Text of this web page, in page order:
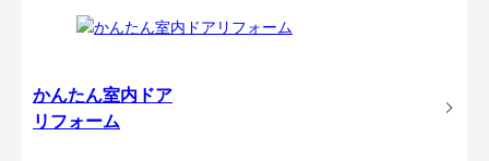
かんたん室内ドア
リフォーム